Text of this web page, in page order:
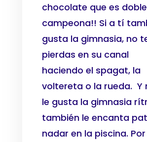
chocolate que es
campeona!! Si a tí
gusta la gimnasia, no
pierdas en su canal
haciendo el spagat, la
voltereta o la rueda. Y
le gusta la gimnasia
también le encanta
nadar en la piscina.